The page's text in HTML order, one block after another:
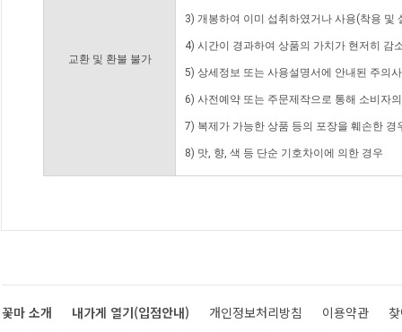
교환 및 환불 불가
3) 개봉하여 이미 섭취하였거나 사용(착용 및
4) 시간이 경과하여 상품의 가치가 현저히 감
5) 상세정보 또는 사용설명서에 안내된 주의
6) 사전예약 또는 주문제작으로 통해 소비자
7) 복제가 가능한 상품 등의 포장을 훼손한 경
8) 맛, 향, 색 등 단순 기호차이에 의한 경우
꽃마 소개 내가게 열기(입점안내) 개인정보처리방침 이용약관